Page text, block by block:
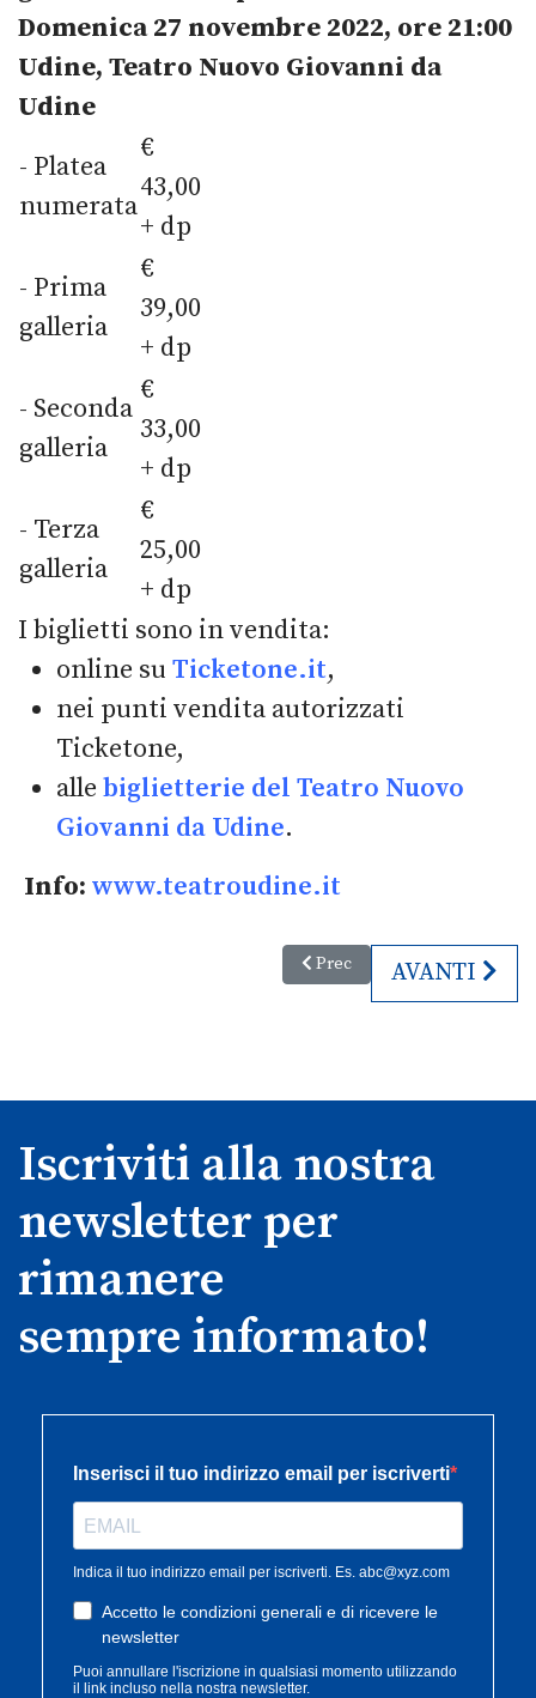
Domenica 27 novembre 2022, ore 21:00
Udine, Teatro Nuovo Giovanni da
Udine
- Platea
numerata
€
43,00
+ dp
- Prima
galleria
€
39,00
+ dp
- Seconda
galleria
€
33,00
+ dp
- Terza
galleria
€
25,00
+ dp
I biglietti sono in vendita:
online su Ticketone.it,
nei punti vendita autorizzati
Ticketone,
alle biglietterie del Teatro Nuovo
Giovanni da Udine.
Info: www.teatroudine.it
Articolo precedente: 31°
Prec ARTICOLO
AVANTI
Iscriviti alla nostra
newsletter per
rimanere
sempre informato!